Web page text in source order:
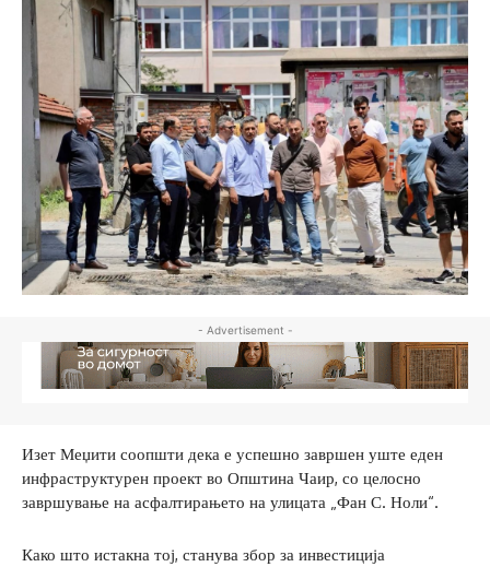
- Advertisement -
Изет Меџити соопшти дека е успешно завршен уште еден
инфраструктурен проект во Општина Чаир, со целосно
завршување на асфалтирањето на улицата „Фан С. Ноли“.
Како што истакна тој, станува збор за инвестиција